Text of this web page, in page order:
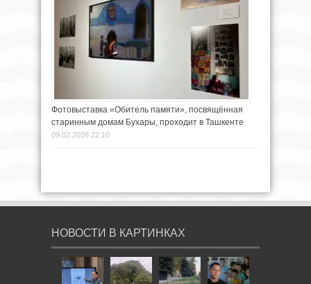
Фотовыставка «Обитель памяти», посвящённая
старинным домам Бухары, проходит в Ташкенте
09.02.2026 22:10
НОВОСТИ В КАРТИНКАХ